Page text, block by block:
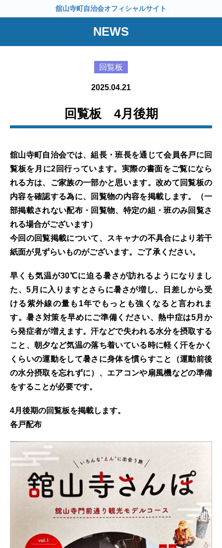
舘山寺町自治会オフィシャルサイト
NEWS
回覧板
2025.04.21
回覧板 4月後期
舘山寺町自治会では、組長・班長を通じて会員各戸に回
覧板を月に2回行っています。実際の書面をご覧になら
れる方は、ご家族の一部かと思います。改めて回覧板の
内容を確認する為に、回覧物の内容を掲載します。（一
部掲載されない配布・回覧物、特定の組・班のみ回覧さ
れる場合がございます）
今回の回覧掲載について、スキャナの不具合により若干
紙面が見ずらいものがございます。ご了承ください。
早くも気温が30℃に迫る暑さが訪れるようになりまし
た、5月に入りますとさらに暑さが増し、日差しから受
ける紫外線の量も1年でもっとも強くなると言われま
す。暑さ対策を早めにご準備ください、熱中症は5月か
ら発症者が増えます。汗などで失われる水分を摂取する
こと、朝夕など気温の落ち着いている時に軽く汗をかく
くらいの運動をして暑さに身体を慣らすこと（運動前後
の水分摂取を忘れずに）、エアコンや扇風機などの準備
をすることが必要です。
4月後期の回覧板を掲載します。
各戸配布